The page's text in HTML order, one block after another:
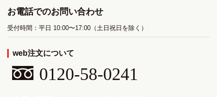
お電話でのお問い合わせ
受付時間：平日 10:00〜17:00（土日祝日を除く）
web注文について
0120-58-0241